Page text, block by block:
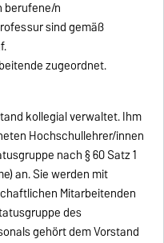
berufene/n
sind gemäß
zugeordnet.
kollegial verwaltet. Ihm
Hochschullehrer/innen
nach § 60 Satz 1
an. Sie werden mit
Mitarbeitenden
des
gehört dem Vorstand